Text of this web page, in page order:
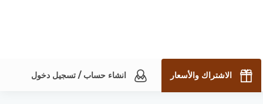
الاشتراك والأسعار انشاء حساب / تسجيل دخول